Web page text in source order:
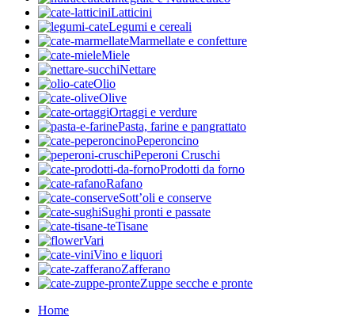
Latticini
Legumi e cereali
Marmellate e confetture
Miele
Nettare
Olio
Olive
Ortaggi e verdure
Pasta, farine e pangrattato
Peperoncino
Peperoni Cruschi
Prodotti da forno
Rafano
Sott’oli e conserve
Sughi pronti e passate
Tisane
Vari
Vino e liquori
Zafferano
Zuppe secche e pronte
Home